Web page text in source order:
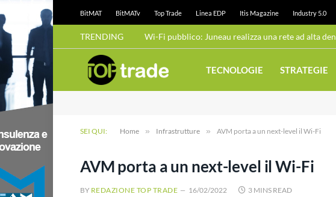
BitMAT BitMATv Top Trade Linea EDP Itis Magazine Industry 5.0
TRENDING
TECNOLOGIE STRATEGIE
SEI QUI: Home » Infrastrutture » AVM porta a un next-level il Wi-Fi
AVM porta a un next-level il Wi-Fi
BY REDAZIONE TOP TRADE 16/02/2022 3 MINS READ